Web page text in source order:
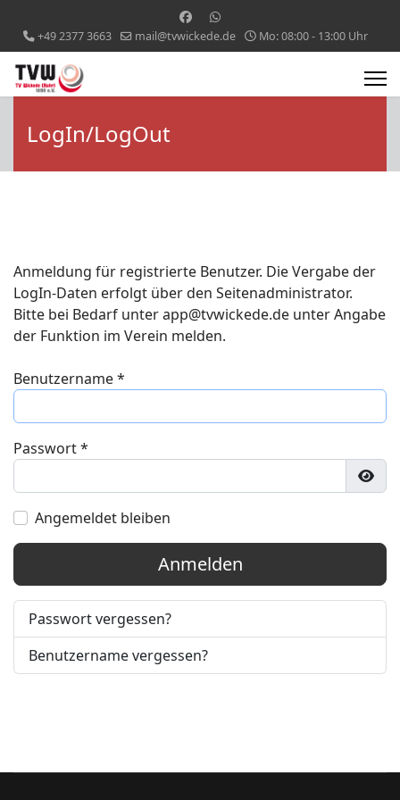
+49 2377 3663 mail@tvwickede.de Mo: 08:00 - 13:00 Uhr
LogIn/LogOut
Anmeldung für registrierte Benutzer. Die Vergabe der
LogIn-Daten erfolgt über den Seitenadministrator.
Bitte bei Bedarf unter app@tvwickede.de unter Angabe
der Funktion im Verein melden.
Benutzername*
Passwort*
Angemeldet bleiben
Anmelden
Passwort vergessen?
Benutzername vergessen?